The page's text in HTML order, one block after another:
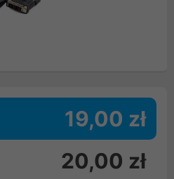
19,00 zł
20,00 zł